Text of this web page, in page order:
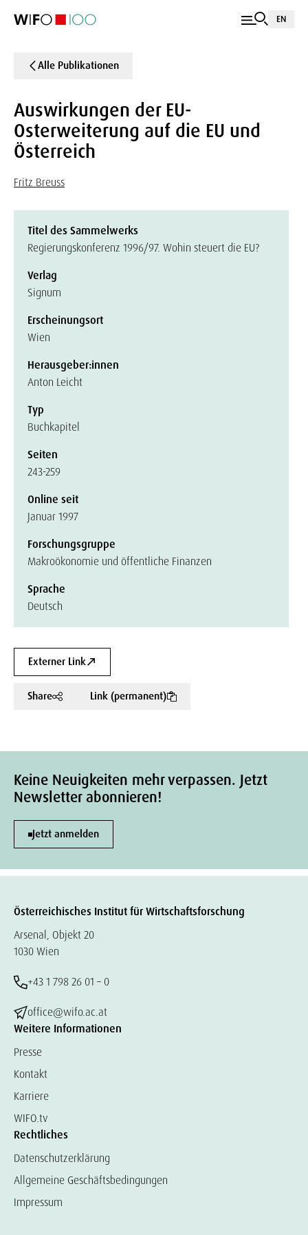
EN
Alle Publikationen
Auswirkungen der EU-
Osterweiterung auf die EU und
Österreich
Fritz Breuss
Titel des Sammelwerks
Regierungskonferenz 1996/97. Wohin steuert die EU?
Verlag
Signum
Erscheinungsort
Wien
Herausgeber:innen
Anton Leicht
Typ
Buchkapitel
Seiten
243-259
Online seit
Januar 1997
Forschungsgruppe
Makroökonomie und öffentliche Finanzen
Sprache
Deutsch
Externer Link
Share Link (permanent)
Keine Neuigkeiten mehr verpassen. Jetzt
Newsletter abonnieren!
Jetzt anmelden
Österreichisches Institut für Wirtschaftsforschung
Arsenal, Objekt 20
1030 Wien
+43 1 798 26 01 – 0
office@wifo.ac.at
Weitere Informationen
Presse
Kontakt
Karriere
WIFO.tv
Rechtliches
Datenschutzerklärung
Allgemeine Geschäftsbedingungen
Impressum